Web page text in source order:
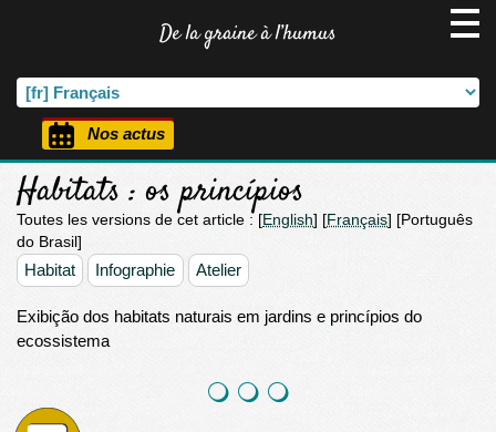
De la graine à l’humus
Nos actus
Habitats : os princípios
Toutes les versions de cet article : [English] [Français] [Português
do Brasil]
Habitat Infographie Atelier
Exibição dos habitats naturais em jardins e princípios do
ecossistema